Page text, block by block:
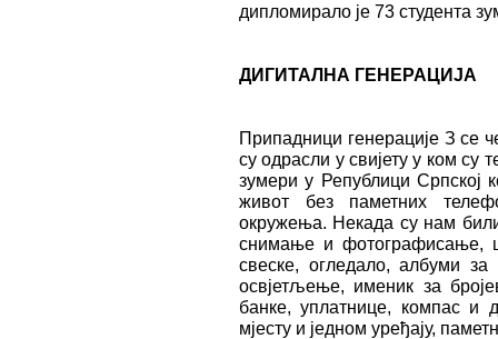
дипломирало је 73 студента
ДИГИТАЛНА ГЕНЕРАЦИЈА
Припадници генерације З се
су одрасли у свијету у ком су
зумери у Републици Српској
живот без паметних
окружења. Некада су нам
снимање и фотографисање,
свеске, огледало, албуми
освјетљење, именик за
банке, уплатнице, компас
мјесту и једном уређају,